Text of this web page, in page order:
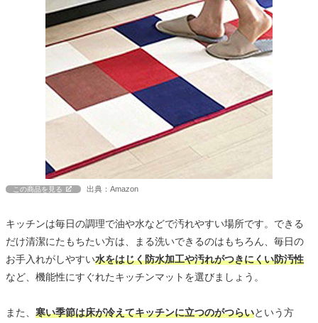
この商品を見る 出典：Amazon
キッチンは毎日の調理で油や水などで汚れやすい場所です。できる
だけ清潔にたもちたい方は、まる洗いできるのはもちろん、毎日の
お手入れがしやすい水をはじく防水加工や汚れがつきにくい防汚性
など、機能性にすぐれたキッチンマットを選びましょう。
また、 寒い季節は床が冷えてキッチンに立つのがつらいという方